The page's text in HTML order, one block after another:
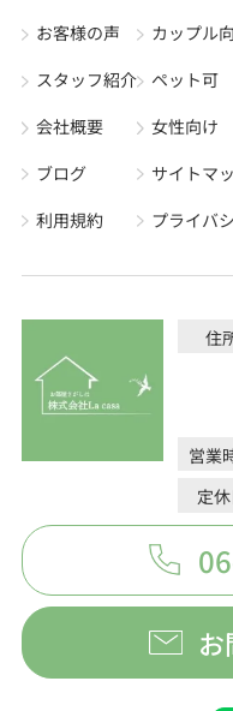
お客様の声
スタッフ紹介
会社概要
ブログ
利用規約
カップル
ペット可
女性向け
サイトマ
プライバ
住
営業
定